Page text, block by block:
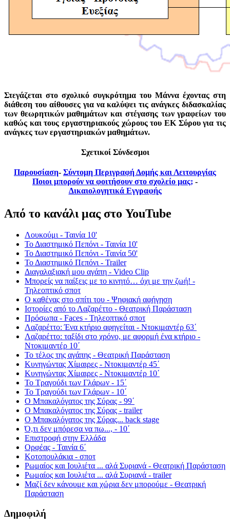
Στεγάζεται στο σχολικό συγκρότημα του Μάννα έχοντας στη
διάθεση του αίθουσες για να καλύψει τις ανάγκες διδασκαλίας
των θεωρητικών μαθημάτων και στέγασης των γραφείων του
καθώς και τους εργαστηριακούς χώρους του ΕΚ Σύρου για τις
ανάγκες των εργαστηριακών μαθημάτων.
Σχετικοί Σύνδεσμοι
Παρουσίαση- Σύντομη Περιγραφή Δομής και Λειτουργίας
Ποιοι μπορούν να φοιτήσουν στο σχολείο μας; -
Δικαιολογητικά Εγγραφής
Από το κανάλι μας στο YouTube
Λουκούμι - Ταινία 10'
Το Διαστημικό Πεπόνι - Ταινία 10'
Το Διαστημικό Πεπόνι - Ταινία 50'
Το Διαστημικό Πεπόνι - Trailer
Διαγαλαξιακή μου αγάπη - Video Clip
Μπορείς να παίξεις με το κινητό… όχι με την ζωή! -
Τηλεοπτικό σποτ
Ο καθένας στο σπίτι του - Ψηφιακή αφήγηση
Ιστορίες από το Λαζαρέττο - Θεατρική Παράσταση
Πρόσωπα - Faces - Τηλεοπτικό σποτ
Λαζαρέττο: Ένα κτήριο αφηγείται - Ντοκιμαντέρ 63΄
Λαζαρέττο: ταξίδι στο χρόνο, με αφορμή ένα κτήριο -
Ντοκιμαντέρ 10΄
Το τέλος της αγάπης - Θεατρική Παράσταση
Κυνηγώντας Χίμαιρες - Ντοκιμαντέρ 45΄
Κυνηγώντας Χίμαιρες - Ντοκιμαντέρ 10΄
Το Τραγούδι των Γλάρων - 15΄
Το Τραγούδι των Γλάρων - 10΄
Ο Μπακαλόγατος της Σύρας - 99΄
Ο Μπακαλόγατος της Σύρας - trailer
Ο Μπακαλόγατος της Σύρας... back stage
Ό,τι δεν μπόρεσα να πω..., - 10΄
Επιστροφή στην Ελλάδα
Ορφέας - Ταινία 6΄
Κοτοπουλάκια - σποτ
Ρωμαίος και Ιουλιέτα ... αλά Συριανά - Θεατρική Παράσταση
Ρωμαίος και Ιουλιέτα ... αλά Συριανά - trailer
Μαζί δεν κάνουμε και χώρια δεν μπορούμε - Θεατρική
Παράσταση
Δημοφιλή